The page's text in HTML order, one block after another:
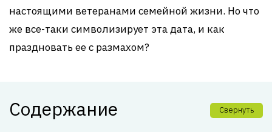
настоящими ветеранами семейной жизни. Но что
же все-таки символизирует эта дата, и как
праздновать ее с размахом?
Содержание Свернуть